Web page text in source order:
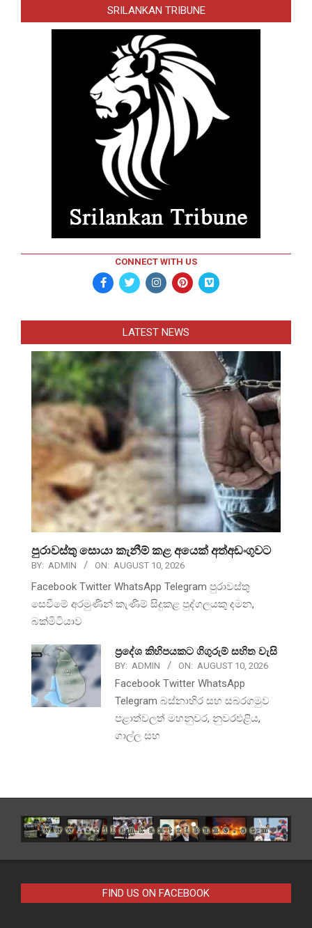
SRILANKAN TRIBUNE
CONNECT WITH US
LATEST NEWS
පුරාවස්තු සොයා කැනීම් කළ අයෙක් අත්අඩංගුවට
BY: ADMIN ON: AUGUST 10, 2026
Facebook Twitter WhatsApp Telegram පුරාවස්තු
සෙවීමේ අරමුණින් කැණීම් සිදුකළ පුද්ගලයකු දමන,
බක්මිටියාව
ප්‍රදේශ කිහිපයකට ගිගුරුම් සහිත වැසි
BY: ADMIN ON: AUGUST 10, 2026
Facebook Twitter WhatsApp
Telegram බස්නාහිර සහ සබරගමුව
පළාත්වලත් මහනුවර, නුවරඑළිය,
ගාල්ල සහ
FIND US ON FACEBOOK